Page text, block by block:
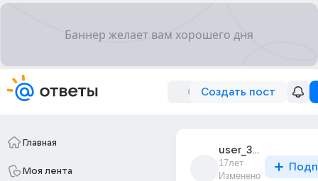
Создать пост
Главная
Моя лента
user_3624177
17лет
Изменено